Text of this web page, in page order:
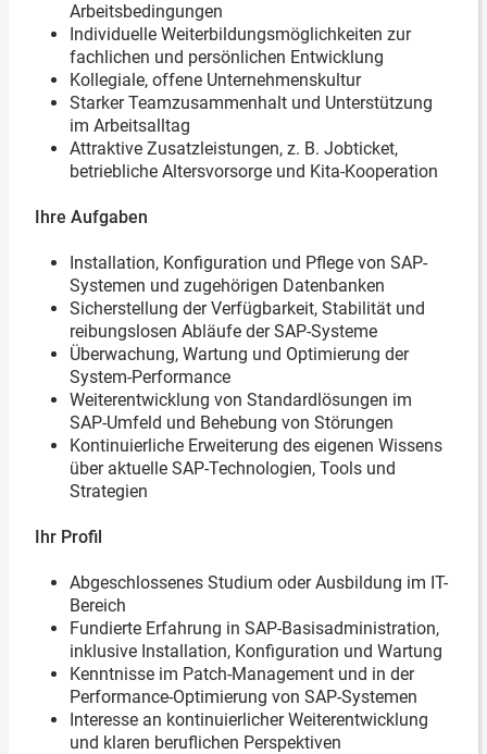
Arbeitsbedingungen
Individuelle Weiterbildungsmöglichkeiten zur
fachlichen und persönlichen Entwicklung
Kollegiale, offene Unternehmenskultur
Starker Teamzusammenhalt und Unterstützung
im Arbeitsalltag
Attraktive Zusatzleistungen, z. B. Jobticket,
betriebliche Altersvorsorge und Kita-Kooperation
Ihre Aufgaben
Installation, Konfiguration und Pflege von SAP-
Systemen und zugehörigen Datenbanken
Sicherstellung der Verfügbarkeit, Stabilität und
reibungslosen Abläufe der SAP-Systeme
Überwachung, Wartung und Optimierung der
System-Performance
Weiterentwicklung von Standardlösungen im
SAP-Umfeld und Behebung von Störungen
Kontinuierliche Erweiterung des eigenen Wissens
über aktuelle SAP-Technologien, Tools und
Strategien
Ihr Profil
Abgeschlossenes Studium oder Ausbildung im IT-
Bereich
Fundierte Erfahrung in SAP-Basisadministration,
inklusive Installation, Konfiguration und Wartung
Kenntnisse im Patch-Management und in der
Performance-Optimierung von SAP-Systemen
Interesse an kontinuierlicher Weiterentwicklung
und klaren beruflichen Perspektiven